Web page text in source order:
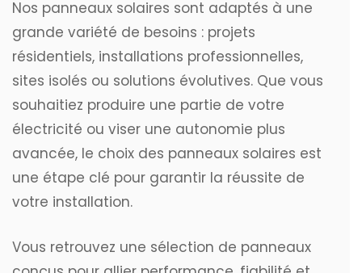
Nos panneaux solaires sont adaptés à une
grande variété de besoins : projets
résidentiels, installations professionnelles,
sites isolés ou solutions évolutives. Que vous
souhaitiez produire une partie de votre
électricité ou viser une autonomie plus
avancée, le choix des panneaux solaires est
une étape clé pour garantir la réussite de
votre installation.
Vous retrouvez une sélection de panneaux